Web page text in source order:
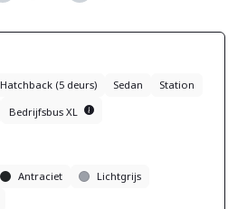
Hatchback (5 deurs) Sedan
Station
Bedrijfsbus XL
Antraciet
Lichtgrijs